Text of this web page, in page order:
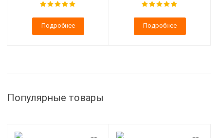
Подробнее Подробнее
Популярные товары